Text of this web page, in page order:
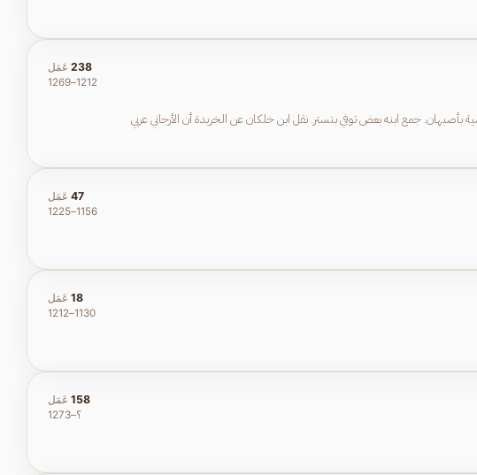
بأصبهان. جمع ابنه بعض توفي بتستر. نقل ابن خلكان عن الخريدة أن الأرجاني عربي
238 عَمَل
1212–1269
47 عَمَل
1156–1225
18 عَمَل
1130–1212
158 عَمَل
؟–1273